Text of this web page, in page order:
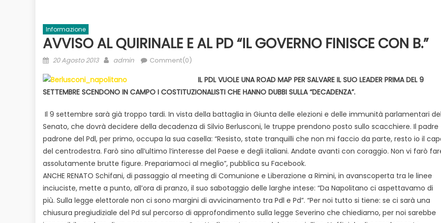
Informazione
AVVISO AL QUIRINALE E AL PD “IL GOVERNO FINISCE CON B.”
Posted
20 Agosto 2013 Author
admin Comment(0)
IL PDL VUOLE UNA ROAD MAP PER SALVARE IL SUO LEADER PRIMA DEL 9
SETTEMBRE SCENDONO IN CAMPO I COSTITUZIONALISTI CHE HANNO DUBBI SULLA “DECADENZA”.
Il 9 settembre sarà già troppo tardi. In vista della battaglia in Giunta delle elezioni e delle immunità parlamentari del
Senato, che dovrà decidere della decadenza di Silvio Berlusconi, le truppe prendono posto sullo scacchiere. Il padre
padrone del Pdl, per primo, occupa la sua casella: “Resisto, state tranquilli che non mi faccio da parte, resto io il
del centrodestra. Farò sino all’ultimo l’interesse del Paese e degli italiani. Andate avanti con coraggio. Non vi farò
assolutamente brutte figure. Prepariamoci al meglio”, pubblica su Facebook.
ANCHE RENATO Schifani, di passaggio al meeting di Comunione e Liberazione a Rimini, in avanscoperta tra le linee
inciuciste, mette a punto, all’ora di pranzo, il suo sabotaggio delle larghe intese: “Da Napolitano ci aspettavamo di
più. Sulla legge elettorale non ci sono margini di avvicinamento tra Pdl e Pd”. “Per noi tutto si tiene: se ci sarà una
chiusura pregiudiziale del Pd sul percorso di approfondimento sulla legge Severino che chiediamo, per noi sarebbe
News
Bilancio in consiglio con un occhio
alle urne
Ecologia Evidenza Informazione
Duro attacco al biologico italiano
dai Paesi del Nord. Il settore è a
rischio
Informazione
Acque sempre agitate tra i
democratici di Caposele